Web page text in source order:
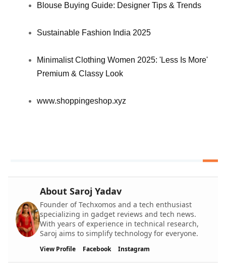
Blouse Buying Guide: Designer Tips & Trends
Sustainable Fashion India 2025
Minimalist Clothing Women 2025: 'Less Is More'
Premium & Classy Look
www.shoppingeshop.xyz
About Saroj Yadav
Founder of Techxomos and a tech enthusiast
specializing in gadget reviews and tech news.
With years of experience in technical research,
Saroj aims to simplify technology for everyone.
View Profile Facebook Instagram